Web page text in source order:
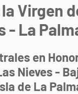
Virgen
- La
en
Nieves -
de La